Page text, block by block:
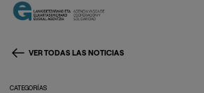
VER TODAS LAS NOTICIAS
CATEGORÍAS